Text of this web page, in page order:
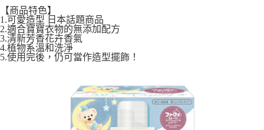
AFTEE先享後付是「在收到商品之後才付款」的支付方式。 讓您購物簡單
便利好安心！
１．簡單：不需註冊會員、不需綁卡、不需儲值。
２．便利：只要手機號碼，簡訊認證，即可結帳。
３．安心：先確認商品／服務後，再付款。
結帳頁面，進行簡訊認證並確認金額後，即可完成結帳。
２．訂單成立數日內，您將收到繳費通知簡訊。
３．收到繳費通知簡訊後14天內，點擊此簡訊中的連結，可透過四大超商／
ATM／網路銀行／等多元方式進行付款，方視為交易完成。
ATM付款
運送方式
全家取貨付款
每筆NT$60，滿NT$699(含以上)免運費
【商品特色】
1.可愛造型 日本話題商品
2.適合寶寶衣物的無添加配方
3.清新芳香花卉香氣
4.植物系溫和洗淨
5.使用完後，仍可當作造型擺飾！